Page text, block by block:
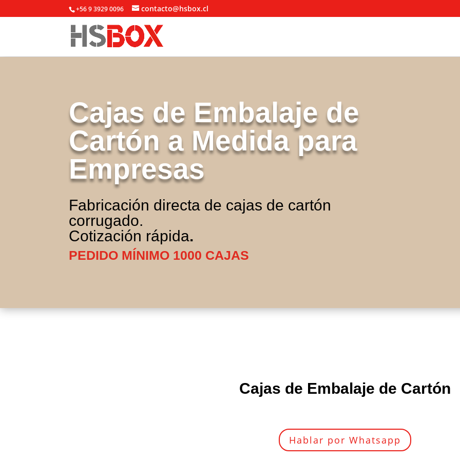
+56 9 3929 0096 contacto@hsbox.cl
Cajas de Embalaje de
Cartón a Medida para
Empresas
Fabricación directa de cajas de cartón
corrugado.
Cotización rápida.
PEDIDO MÍNIMO 1000 CAJAS
Cajas de Embalaje de Cartón
Hablar por Whatsapp